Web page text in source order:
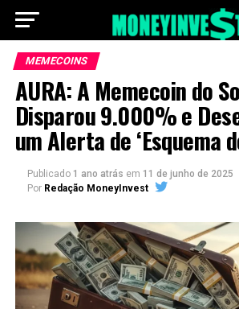
MEMECOINS
AURA: A Memecoin do
Disparou 9.000% e
um Alerta de ‘Esquema
Publicado 1 ano atrás em 11 de junho de 2025
Por Redação MoneyInvest